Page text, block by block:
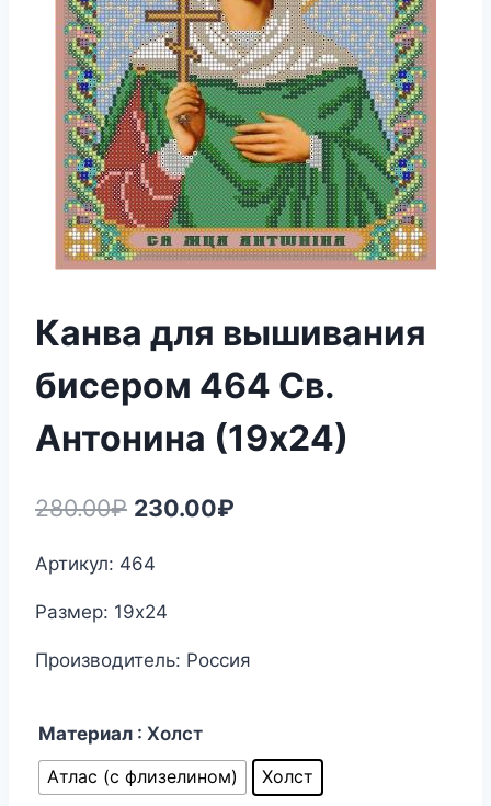
Канва для вышивания
бисером 464 Св.
Антонина (19х24)
280.00₽ Первоначальная
составляла
280.00₽.
230.00₽
Артикул: 464
Размер: 19х24
Производитель: Россия
Материал : Холст
Атлас (с флизелином)
Холст